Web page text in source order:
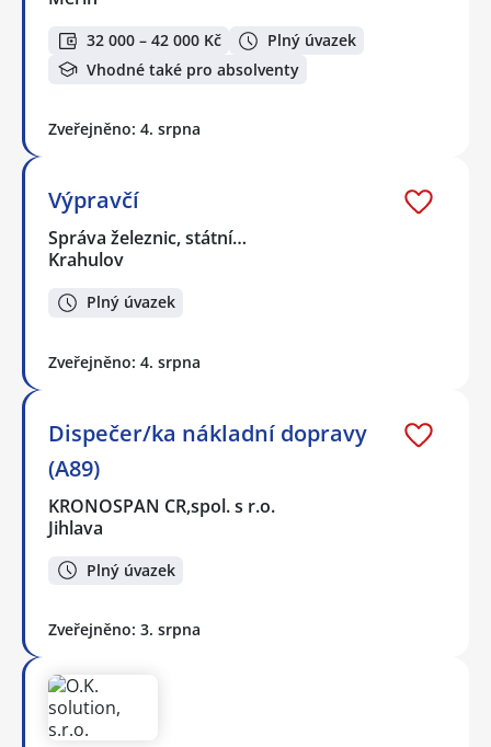
32 000 – 42 000 Kč
Plný úvazek
Vhodné také pro absolventy
Zveřejněno: 4. srpna
Výpravčí
Správa železnic, státní…
Krahulov
Plný úvazek
Zveřejněno: 4. srpna
Dispečer/ka nákladní dopravy
(A89)
KRONOSPAN CR,spol. s r.o.
Jihlava
Plný úvazek
Zveřejněno: 3. srpna